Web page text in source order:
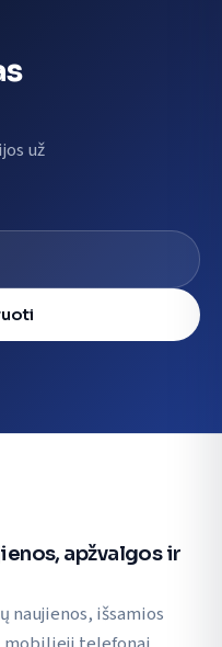
už
apžvalgos ir
naujienos, išsamios